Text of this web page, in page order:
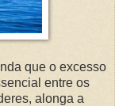
que o excesso
entre os
alonga a